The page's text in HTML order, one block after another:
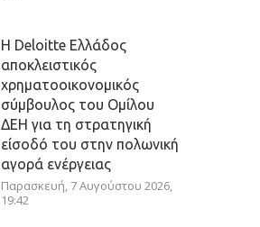
Η Deloitte Ελλάδος
αποκλειστικός
χρηματοοικονομικός
σύμβουλος του Ομίλου
ΔΕΗ για τη στρατηγική
είσοδό του στην πολωνική
αγορά ενέργειας
Παρασκευή, 7 Αυγούστου 2026,
19:42